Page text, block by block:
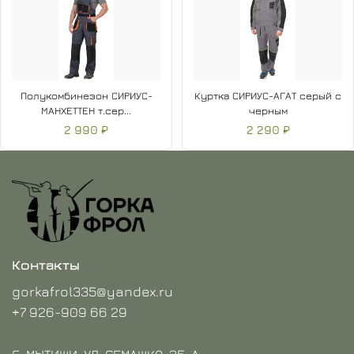
Полукомбинезон СИРИУС-
МАНХЕТТЕН т.сер...
2 990 ₽
Куртка СИРИУС-АГАТ серый с
черным
2 290 ₽
Контакты
gorkafrol335@yandex.ru
+7 926-909 66 29